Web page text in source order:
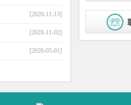
[2020-11-13]
[2020-11-02]
[2020-05-01]